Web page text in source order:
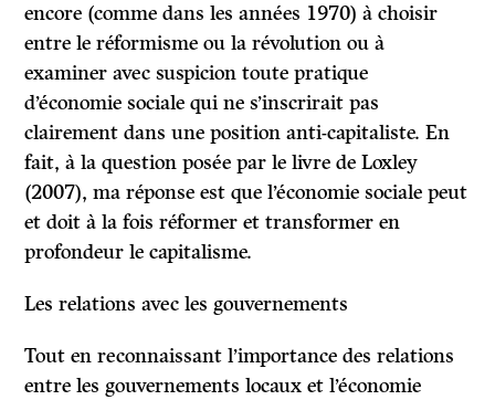
encore (comme dans les années 1970) à choisir
entre le réformisme ou la révolution ou à
examiner avec suspicion toute pratique
d’économie sociale qui ne s’inscrirait pas
clairement dans une position anti-capitaliste. En
fait, à la question posée par le livre de Loxley
(2007), ma réponse est que l’économie sociale peut
et doit à la fois réformer et transformer en
profondeur le capitalisme.
Les relations avec les gouvernements
Tout en reconnaissant l’importance des relations
entre les gouvernements locaux et l’économie